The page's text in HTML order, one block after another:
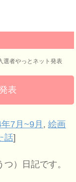
選者やっとネット発表
表
7月~9月 ,絵画
話]
）日記です。